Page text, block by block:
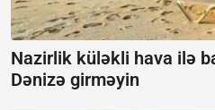
Nazirlik küləkli hava ilə
Dənizə girməyin